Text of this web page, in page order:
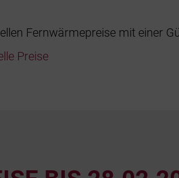
Fernwärmepreise mit einer
Preise